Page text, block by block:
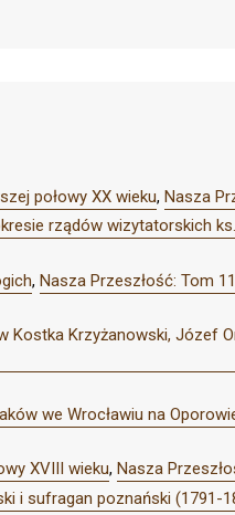
połowy XX wieku, Nasza
rządów wizytatorskich
, Nasza Przeszłość: Tom
Kostka Krzyżanowski, Józef
we Wrocławiu na
XVIII wieku, Nasza
i sufragan poznański (1791-